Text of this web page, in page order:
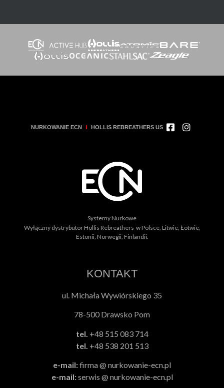
NURKOWANIE ECN HOLLIS REBREATHERS US
Systemy Nurkowe
Wyłączny dystrybutor Hollis Rebreathers w Polsce, Litwie, Łotwie,
Estonii, Norwegii, Finlandii.
KONTAKT
ul. Michała Wywiórskiego 35
78-500 Drawsko Pom
tel. +48 515 083 714
tel. +48 538 201 513
e-mail:firma @ nurkowanie-ecn.pl
e-mail:serwis @ nurkowanie-ecn.pl